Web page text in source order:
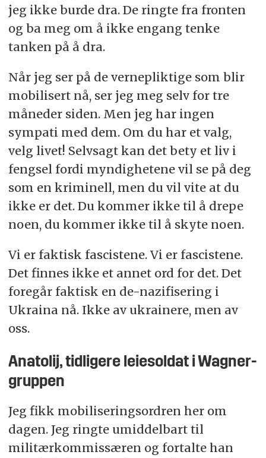
jeg ikke burde dra. De ringte fra fronten
og ba meg om å ikke engang tenke
tanken på å dra.
Når jeg ser på de vernepliktige som blir
mobilisert nå, ser jeg meg selv for tre
måneder siden. Men jeg har ingen
sympati med dem. Om du har et valg,
velg livet! Selvsagt kan det bety et liv i
fengsel fordi myndighetene vil se på deg
som en kriminell, men du vil vite at du
ikke er det. Du kommer ikke til å drepe
noen, du kommer ikke til å skyte noen.
Vi er faktisk fascistene. Vi er fascistene.
Det finnes ikke et annet ord for det. Det
foregår faktisk en de-nazifisering i
Ukraina nå. Ikke av ukrainere, men av
oss.
Anatolij, tidligere leiesoldat i Wagner-
gruppen
Jeg fikk mobiliseringsordren her om
dagen. Jeg ringte umiddelbart til
militærkommissæren og fortalte han